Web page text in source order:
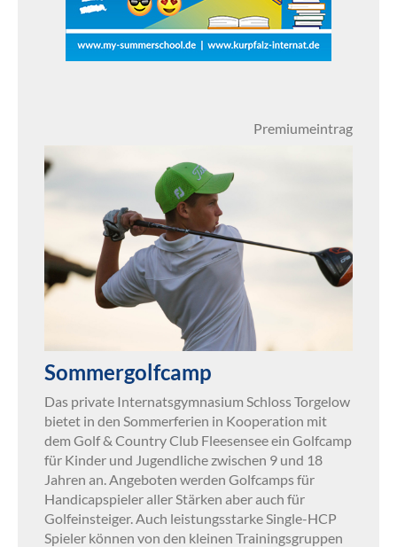
Premiumeintrag
Sommergolfcamp
Das private Internatsgymnasium Schloss Torgelow
bietet in den Sommerferien in Kooperation mit
dem Golf & Country Club Fleesensee ein Golfcamp
für Kinder und Jugendliche zwischen 9 und 18
Jahren an. Angeboten werden Golfcamps für
Handicapspieler aller Stärken aber auch für
Golfeinsteiger. Auch leistungsstarke Single-HCP
Spieler können von den kleinen Trainingsgruppen